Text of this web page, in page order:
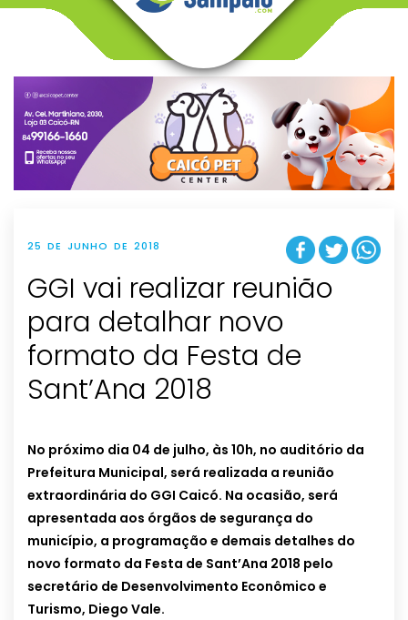
v
g
t
i
o
n
25 DE JUNHO DE 2018
GGI vai realizar reunião
para detalhar novo
formato da Festa de
Sant’Ana 2018
No próximo dia 04 de julho, às 10h, no auditório da
Prefeitura Municipal, será realizada a reunião
extraordinária do GGI Caicó. Na ocasião, será
apresentada aos órgãos de segurança do
município, a programação e demais detalhes do
novo formato da Festa de Sant’Ana 2018 pelo
secretário de Desenvolvimento Econômico e
Turismo, Diego Vale.